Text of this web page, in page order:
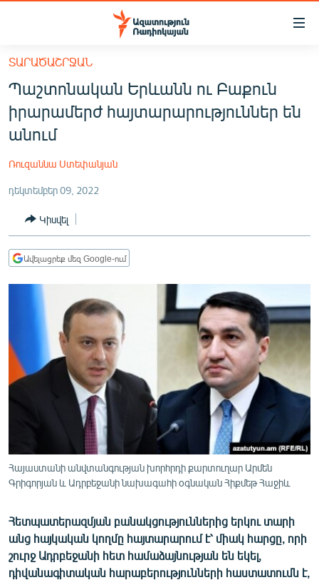
Մատչելիության
հիմնական
բովանդակությանը
Անցնել
հիմնական
մենյուին
ՀԱՅԱՍՏԱՆ
ՔԱՂԱՔԱԿԱՆ
ՏՆՏԵՍՈՒԹՅՈՒՆ
ՂԱՐԱԲԱՂ
ՏԱՐԱԾԱՇՐՋԱՆ
ՄԻՋԱԶԳԱՅԻՆ
ՄՇԱԿՈՒՅԹ
ՍՊՈՐՏ
ՄԵԿՆԱԲԱՆՈՒԹՅՈՒՆ
ՏՏ ԵՒ ԻՆՏԵՐՆԵՏ
ԱՐԽԻՎ
ԲԱՆԱՎԵՃ
ՁԳՏԵԼՈՎ ԼԱՎԱԳՈՒՅՆԻՆ
ՏԱՐԱԾԱՇՐՋԱՆ
Պաշտոնական Երևանն ու Բաքուն
իրարամերժ հայտարարություններ են
անում
Ռուզաննա Ստեփանյան
դեկտեմբեր 09, 2022
Կիսվել
Ավելացրեք մեզ Google-ում
Հայաստանի անվտանգության խորհրդի քարտուղար Արմեն
Գրիգորյան և Ադրբեջանի նախագահի օգնական Հիքմեթ Հաջիև
Հետպատերազմյան բանակցություններից երկու տարի
անց հայկական կողմը հայտարարում է՝ միակ հարցը, որի
շուրջ Ադրբեջանի հետ համաձայնության են եկել,
դիվանագիտական հարաբերությունների հաստատումն է,